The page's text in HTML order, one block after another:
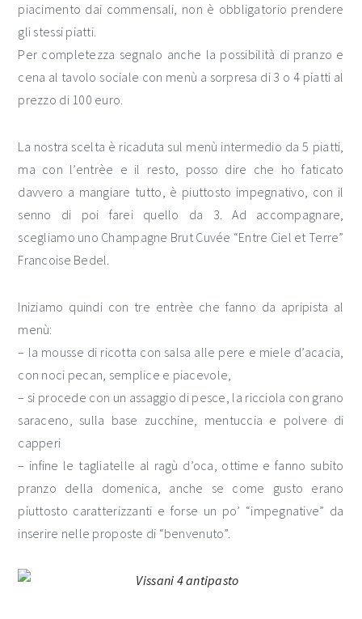
piacimento dai commensali, non è obbligatorio prendere
gli stessi piatti.
Per completezza segnalo anche la possibilità di pranzo e
cena al tavolo sociale con menù a sorpresa di 3 o 4 piatti al
prezzo di 100 euro.
La nostra scelta è ricaduta sul menù intermedio da 5 piatti,
ma con l’entrèe e il resto, posso dire che ho faticato
davvero a mangiare tutto, è piuttosto impegnativo, con il
senno di poi farei quello da 3. Ad accompagnare,
scegliamo uno Champagne Brut Cuvée “Entre Ciel et Terre”
Francoise Bedel.
Iniziamo quindi con tre entrèe che fanno da apripista al
menù:
– la mousse di ricotta con salsa alle pere e miele d’acacia,
con noci pecan, semplice e piacevole,
– si procede con un assaggio di pesce, la ricciola con grano
saraceno, sulla base zucchine, mentuccia e polvere di
capperi
– infine le tagliatelle al ragù d’oca, ottime e fanno subito
pranzo della domenica, anche se come gusto erano
piuttosto caratterizzanti e forse un po’ “impegnative” da
inserire nelle proposte di “benvenuto”.